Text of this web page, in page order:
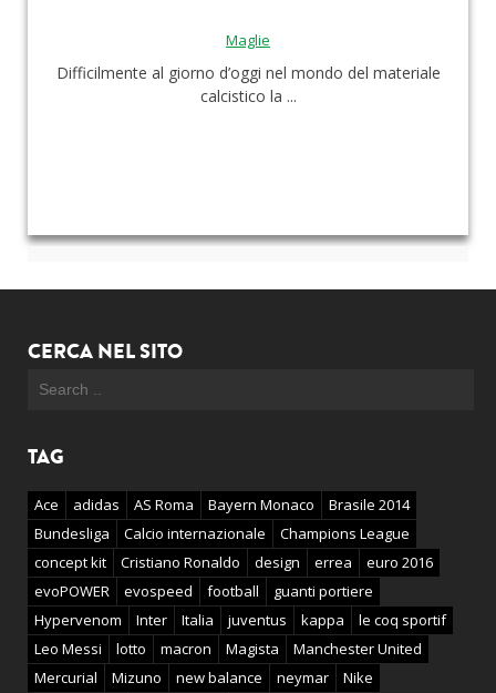
Maglie
Difficilmente al giorno d’oggi nel mondo del materiale
calcistico la ...
CERCA NEL SITO
TAG
Ace adidas AS Roma Bayern Monaco
Brasile 2014
Bundesliga
Calcio internazionale
Champions League
concept kit
Cristiano Ronaldo design errea
euro 2016
evoPOWER
evospeed football
guanti portiere
Hypervenom
Inter Italia juventus kappa
le coq sportif
Leo Messi
lotto macron Magista
Manchester United
Mercurial
Mizuno new balance neymar
Nike